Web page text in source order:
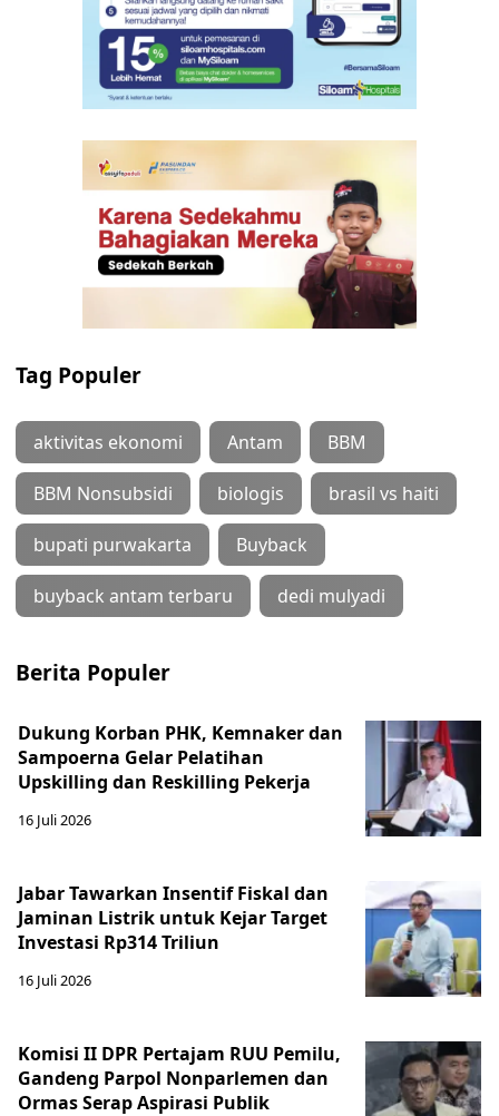
Tag Populer
aktivitas ekonomi Antam BBM
BBM Nonsubsidi biologis brasil vs haiti
bupati purwakarta Buyback
buyback antam terbaru dedi mulyadi
Berita Populer
Dukung Korban PHK, Kemnaker dan
Sampoerna Gelar Pelatihan
Upskilling dan Reskilling Pekerja
16 Juli 2026
Jabar Tawarkan Insentif Fiskal dan
Jaminan Listrik untuk Kejar Target
Investasi Rp314 Triliun
16 Juli 2026
Komisi II DPR Pertajam RUU Pemilu,
Gandeng Parpol Nonparlemen dan
Ormas Serap Aspirasi Publik